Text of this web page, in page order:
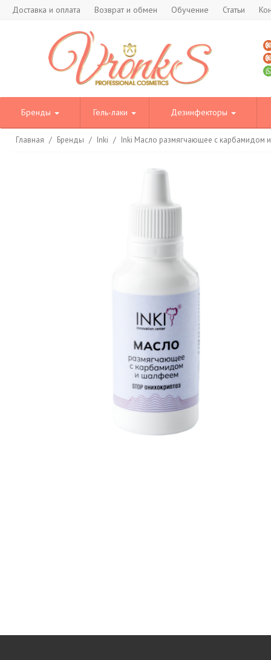
Доставка и оплата Возврат и обмен Обучение Статьи
Бренды Гель-лаки Дезинфекторы
Главная / Бренды / Inki / Inki Масло размягчающее с карбамидом